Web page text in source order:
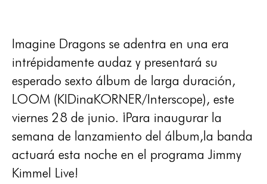
Imagine Dragons se adentra en una era
intrépidamente audaz y presentará su
esperado sexto álbum de larga duración,
LOOM (KIDinaKORNER/Interscope), este
viernes 28 de junio. ¡Para inaugurar la
semana de lanzamiento del álbum,la banda
actuará esta noche en el programa Jimmy
Kimmel Live!